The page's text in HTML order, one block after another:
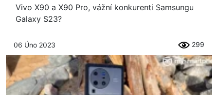
Vivo X90 a X90 Pro, vážní konkurenti Samsungu
Galaxy S23?
06 Úno 2023 299